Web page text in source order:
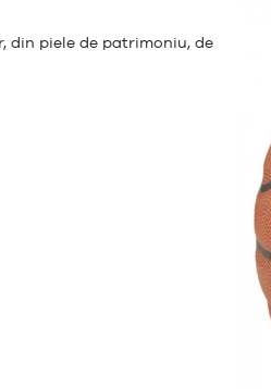
din piele de patrimoniu, de